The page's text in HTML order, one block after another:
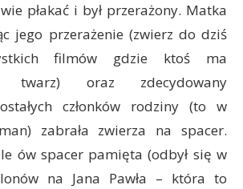
płakać i był przerażony. Matka
jego przerażenie (zwierz do dziś
filmów gdzie ktoś ma
twarz) oraz zdecydowany
członków rodziny (to w
zabrała zwierza na spacer.
ów spacer pamięta (odbył się w
na Jana Pawła – która to